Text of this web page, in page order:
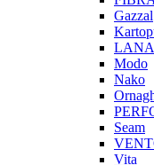
Gazzal
Modo
Nako
Seam
Vita